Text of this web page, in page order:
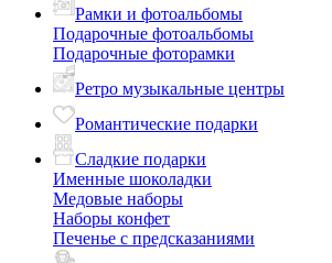
Рамки и фотоальбомы
Подарочные фотоальбомы
Подарочные фоторамки
Ретро музыкальные центры
Романтические подарки
Сладкие подарки
Именные шоколадки
Медовые наборы
Наборы конфет
Печенье с предсказаниями